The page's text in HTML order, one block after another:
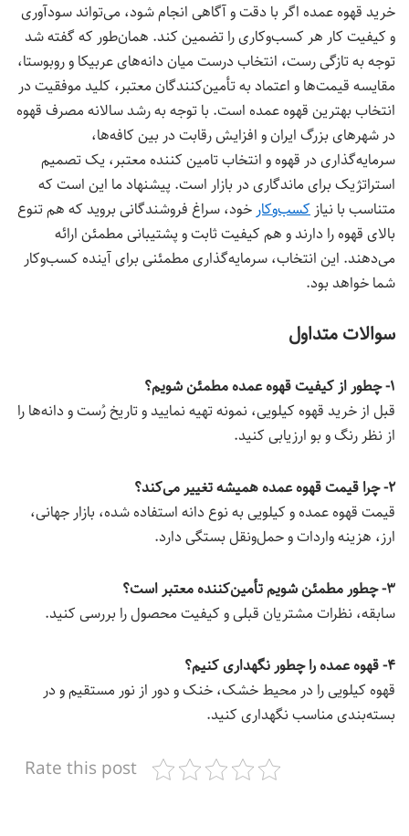
خرید قهوه عمده اگر با دقت و آگاهی انجام شود، می‌تواند سودآوری
و کیفیت کار هر کسب‌وکاری را تضمین کند. همان‌طور که گفته شد
توجه به تازگی رست، انتخاب درست میان دانه‌های عربیکا و روبوستا،
مقایسه قیمت‌ها و اعتماد به تأمین‌کنندگان معتبر، کلید موفقیت در
انتخاب بهترین قهوه عمده است. با توجه به رشد سالانه مصرف قهوه
در شهرهای بزرگ ایران و افزایش رقابت در بین کافه‌ها،
سرمایه‌گذاری در قهوه و انتخاب تامین کننده معتبر، یک تصمیم
استراتژیک برای ماندگاری در بازار است. پیشنهاد ما این است که
متناسب با نیاز کسب‌وکار خود، سراغ فروشندگانی بروید که هم تنوع
بالای قهوه را دارند و هم کیفیت ثابت و پشتیبانی مطمئن ارائه
می‌دهند. این انتخاب، سرمایه‌گذاری مطمئنی برای آینده کسب‌وکار
شما خواهد بود.
سوالات متداول
۱- چطور از کیفیت قهوه عمده مطمئن شویم؟
قبل از خرید قهوه کیلویی، نمونه تهیه نمایید و تاریخ رُست و دانه‌ها را
از نظر رنگ و بو ارزیابی کنید.
۲- چرا قیمت قهوه عمده همیشه تغییر می‌کند؟
قیمت قهوه عمده و کیلویی به نوع دانه استفاده شده، بازار جهانی،
ارز، هزینه واردات و حمل‌ونقل بستگی دارد.
۳- چطور مطمئن شویم تأمین‌کننده معتبر است؟
سابقه، نظرات مشتریان قبلی و کیفیت محصول را بررسی کنید.
۴- قهوه عمده را چطور نگهداری کنیم؟
قهوه کیلویی را در محیط خشک، خنک و دور از نور مستقیم و در
بسته‌بندی مناسب نگهداری کنید.
Rate this post